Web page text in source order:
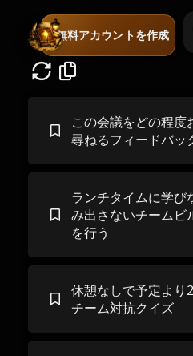
無料アカウントを作成
この会議をどの程度
尋ねるフィードバッ
ランチタイムに学び
み出さないチームビ
を行う
休憩なしで予定より
チーム対抗クイズ